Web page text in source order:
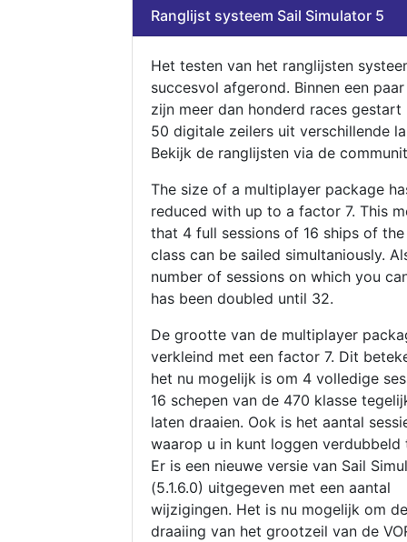
Ranglijst systeem Sail Simulator 5
Het testen van het ranglijsten
succesvol afgerond. Binnen een
zijn meer dan honderd races gestart
50 digitale zeilers uit verschillende
Bekijk de ranglijsten via de
The size of a multiplayer package
reduced with up to a factor 7. This
that 4 full sessions of 16 ships of
class can be sailed simultaniously.
number of sessions on which you
has been doubled until 32.
De grootte van de multiplayer
verkleind met een factor 7. Dit
het nu mogelijk is om 4 volledige
16 schepen van de 470 klasse
laten draaien. Ook is het aantal
waarop u in kunt loggen verdubbeld
Er is een nieuwe versie van Sail
(5.1.6.0) uitgegeven met een aantal
wijzigingen. Het is nu mogelijk om de
draaiing van het grootzeil van de